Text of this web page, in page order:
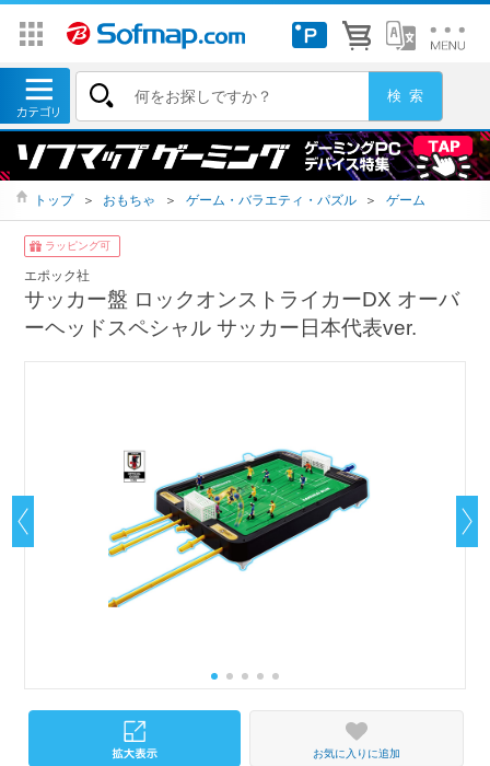
トップ ＞ おもちゃ ＞ ゲーム・バラエティ・パズル ＞ ゲーム
ラッピング可
エポック社
サッカー盤 ロックオンストライカーDX オーバ
ーヘッドスペシャル サッカー日本代表ver.
お気に入りに追加